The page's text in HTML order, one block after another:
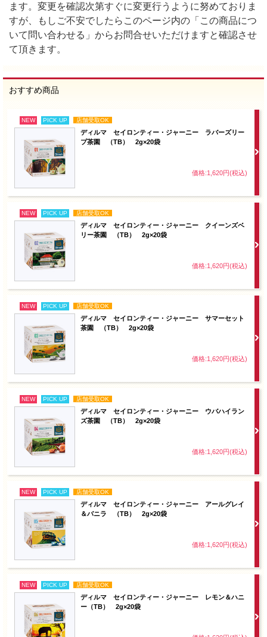
ます。変更を確認次第すぐに変更行うように努めておりま
すが、もしご不安でしたらこのページ内の「この商品につ
いて問い合わせる」からお問合せいただけますと確認させ
て頂きます。
おすすめ商品
NEW PICK UP 店舗受取OK
ディルマ セイロンティー・ジャーニー ラバーズリー
プ茶園 （TB） 2g×20袋
価格:1,620円(税込)
NEW PICK UP 店舗受取OK
ディルマ セイロンティー・ジャーニー クイーンズベ
リー茶園 （TB） 2g×20袋
価格:1,620円(税込)
NEW PICK UP 店舗受取OK
ディルマ セイロンティー・ジャーニー サマーセット
茶園 （TB） 2g×20袋
価格:1,620円(税込)
NEW PICK UP 店舗受取OK
ディルマ セイロンティー・ジャーニー ウバハイラン
ズ茶園 （TB） 2g×20袋
価格:1,620円(税込)
NEW PICK UP 店舗受取OK
ディルマ セイロンティー・ジャーニー アールグレイ
＆バニラ （TB） 2g×20袋
価格:1,620円(税込)
NEW PICK UP 店舗受取OK
ディルマ セイロンティー・ジャーニー レモン＆ハニ
ー（TB） 2g×20袋